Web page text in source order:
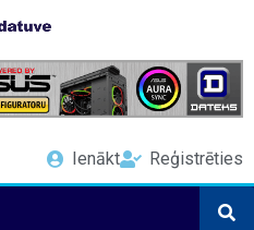
Ienākt Reģistrēties